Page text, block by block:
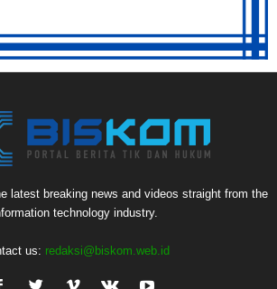
latest breaking news and videos straight from the
technology industry.
us: redaksi@biskom.web.id